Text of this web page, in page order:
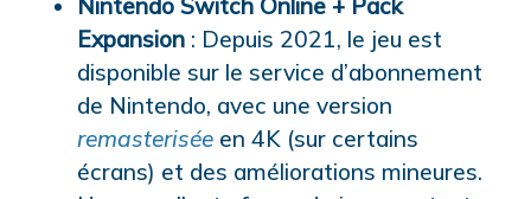
Nintendo Switch Online + Pack
Expansion : Depuis 2021, le jeu est
disponible sur le service d’abonnement
de Nintendo, avec une version
remasterisée en 4K (sur certains
écrans) et des améliorations mineures.